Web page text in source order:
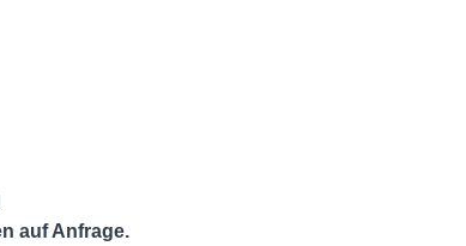
auf Anfrage.